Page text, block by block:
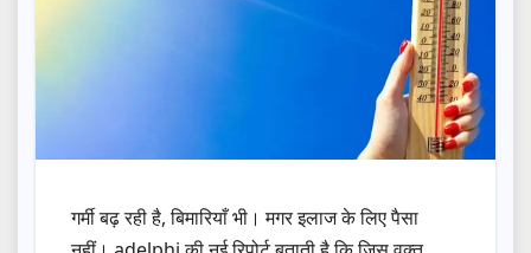
गर्मी बढ़ रही है, बिमारियाँ भी। मगर इलाज के लिए पैसा